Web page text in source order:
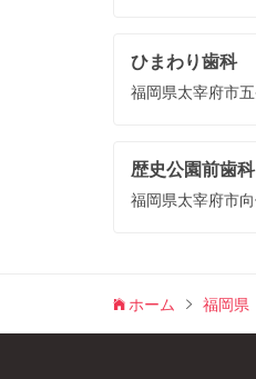
ひまわり歯科
福岡県太宰府市
歴史公園前歯
福岡県太宰府市
ホーム 福岡県